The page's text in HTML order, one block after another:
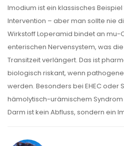
Imodium ist ein klassisches
Intervention – aber man sollte nie
Wirkstoff Loperamid bindet an
enterischen Nervensystem, was
Transitzeit verlängert. Das ist
biologisch riskant, wenn
werden. Besonders bei EHEC oder
hämolytisch-urämischem Syndrom
Darm ist kein Abfluss, sondern ein